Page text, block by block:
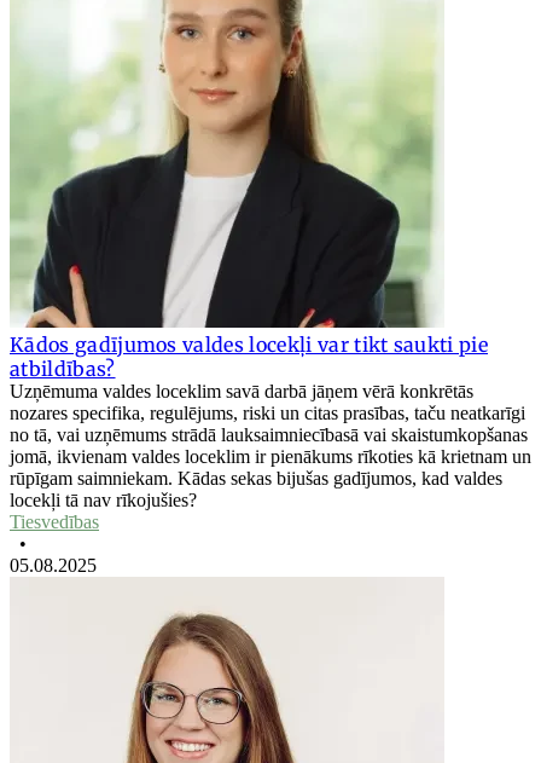
Kādos gadījumos valdes locekļi var tikt saukti pie
atbildības?
Uzņēmuma valdes loceklim savā darbā jāņem vērā konkrētās
nozares specifika, regulējums, riski un citas prasības, taču neatkarīgi
no tā, vai uzņēmums strādā lauksaimniecībasā vai skaistumkopšanas
jomā, ikvienam valdes loceklim ir pienākums rīkoties kā krietnam un
rūpīgam saimniekam. Kādas sekas bijušas gadījumos, kad valdes
locekļi tā nav rīkojušies?
Tiesvedības
•
05.08.2025